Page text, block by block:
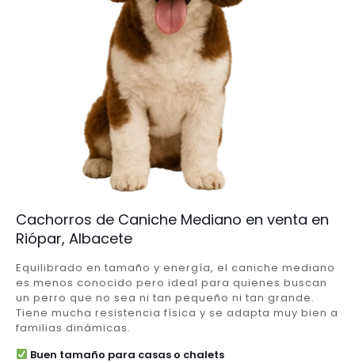
Cachorros de Caniche Mediano en venta en
Riópar, Albacete
Equilibrado en tamaño y energía, el caniche mediano
es menos conocido pero ideal para quienes buscan
un perro que no sea ni tan pequeño ni tan grande.
Tiene mucha resistencia física y se adapta muy bien a
familias dinámicas.
Buen tamaño para casas o chalets